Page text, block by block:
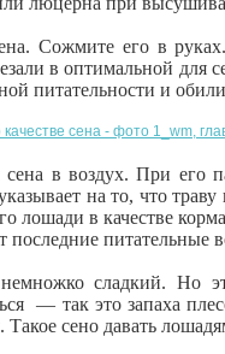
Сожмите его в
в оптимальной для
питательности и
в воздух. При его
на то, что
лошади в качестве
последние
сладкий. Но
— так это запаха
сено давать